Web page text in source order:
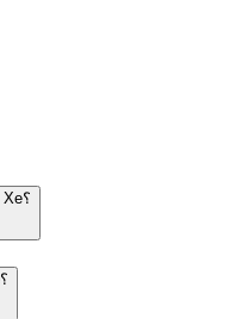
هل يمكنني ضبط تنبيهات الأسعار باستخدام Xe؟
هل يمكنني إرسال 5 JEP إلى USD مع Xe؟